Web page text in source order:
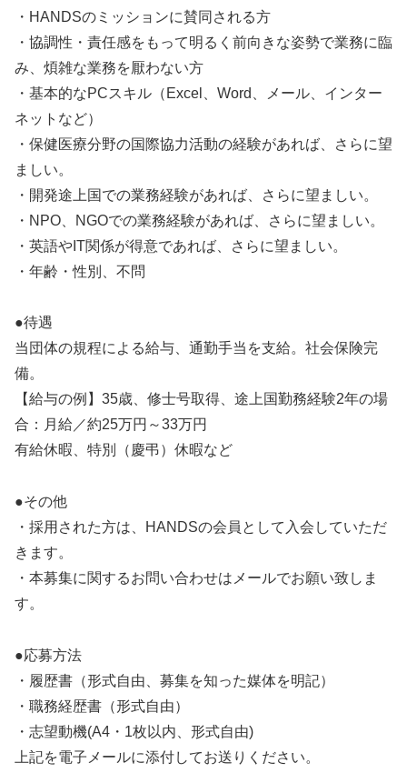
・HANDSのミッションに賛同される方
・協調性・責任感をもって明るく前向きな姿勢で業務に臨
み、煩雑な業務を厭わない方
・基本的なPCスキル（Excel、Word、メール、インター
ネットなど）
・保健医療分野の国際協力活動の経験があれば、さらに望
ましい。
・開発途上国での業務経験があれば、さらに望ましい。
・NPO、NGOでの業務経験があれば、さらに望ましい。
・英語やIT関係が得意であれば、さらに望ましい。
・年齢・性別、不問
●待遇
当団体の規程による給与、通勤手当を支給。社会保険完
備。
【給与の例】35歳、修士号取得、途上国勤務経験2年の場
合：月給／約25万円～33万円
有給休暇、特別（慶弔）休暇など
●その他
・採用された方は、HANDSの会員として入会していただ
きます。
・本募集に関するお問い合わせはメールでお願い致しま
す。
●応募方法
・履歴書（形式自由、募集を知った媒体を明記）
・職務経歴書（形式自由）
・志望動機(A4・1枚以内、形式自由)
上記を電子メールに添付してお送りください。